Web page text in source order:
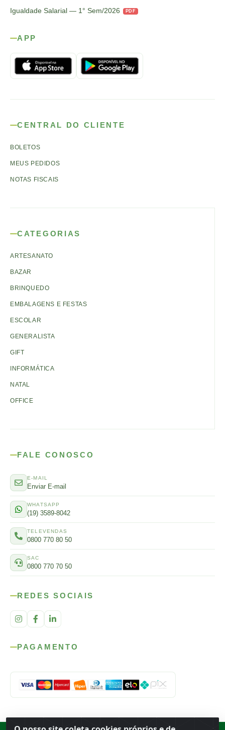
Igualdade Salarial — 1° Sem/2026
PDF
APP
CENTRAL DO CLIENTE
BOLETOS
MEUS PEDIDOS
NOTAS FISCAIS
CATEGORIAS
ARTESANATO
BAZAR
BRINQUEDO
EMBALAGENS E FESTAS
ESCOLAR
GENERALISTA
GIFT
INFORMÁTICA
NATAL
OFFICE
FALE CONOSCO
E-MAIL
Enviar E-mail
WHATSAPP
(19) 3589-8042
TELEVENDAS
0800 770 80 50
SAC
0800 770 70 50
REDES SOCIAIS
PAGAMENTO